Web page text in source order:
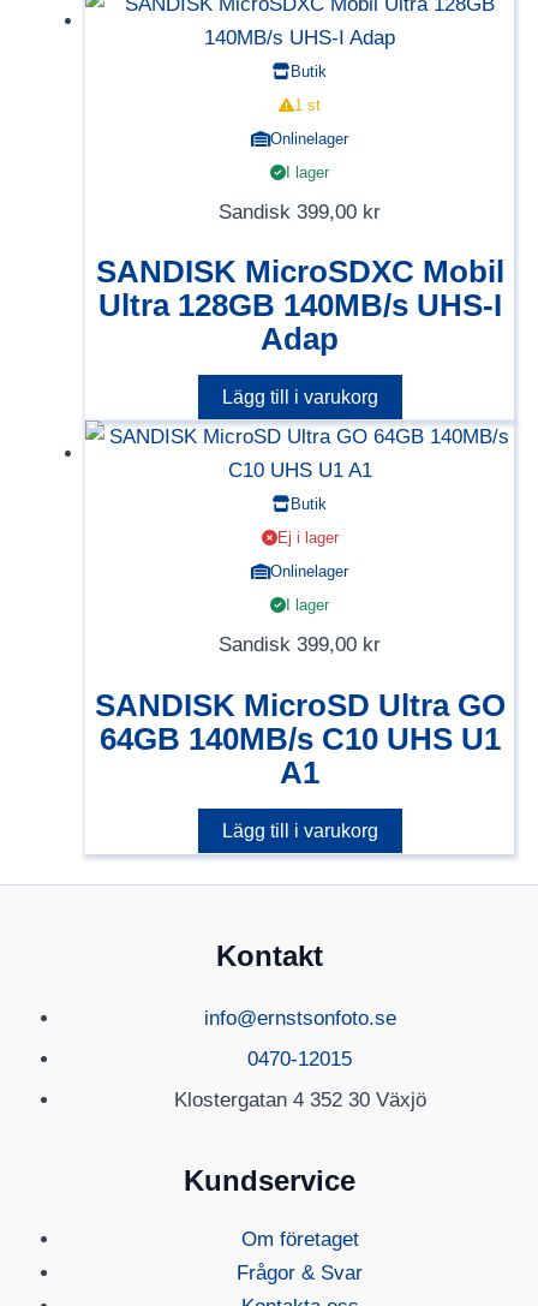
Butik
1 st
Onlinelager
I lager
Sandisk 399,00 kr
SANDISK MicroSDXC Mobil
Ultra 128GB 140MB/s UHS-I
Adap
Lägg till i varukorg
Butik
Ej i lager
Onlinelager
I lager
Sandisk 399,00 kr
SANDISK MicroSD Ultra GO
64GB 140MB/s C10 UHS U1
A1
Lägg till i varukorg
Kontakt
info@ernstsonfoto.se
0470-12015
Klostergatan 4 352 30 Växjö
Kundservice
Om företaget
Frågor & Svar